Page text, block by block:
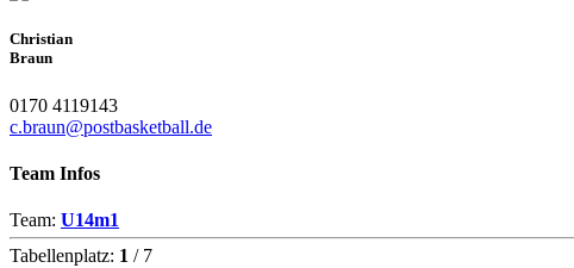
Christian
Braun
0170 4119143
c.braun@postbasketball.de
Team Infos
Team: U14m1
Tabellenplatz: 1 / 7